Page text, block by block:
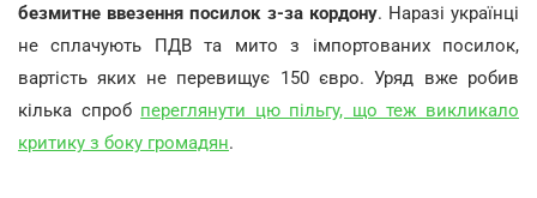
безмитне ввезення посилок з-за кордону. Наразі українці
не сплачують ПДВ та мито з імпортованих посилок,
вартість яких не перевищує 150 євро. Уряд вже робив
кілька спроб переглянути цю пільгу, що теж викликало
критику з боку громадян.